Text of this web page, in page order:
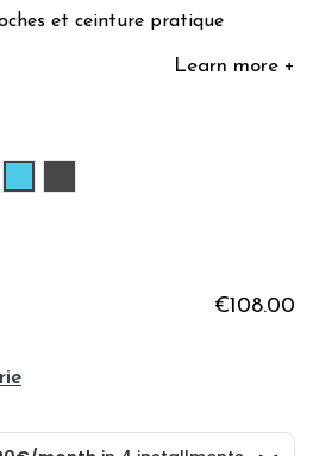
et ceinture pratique
Learn more +
€108.00